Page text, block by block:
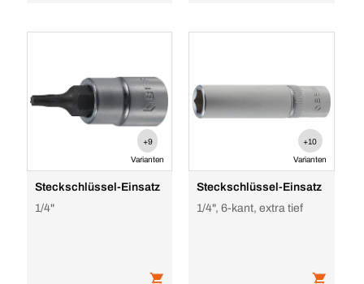
+9
Varianten
Steckschlüssel-Einsatz
1/4"
+10
Varianten
Steckschlüssel-Einsatz
1/4", 6-kant, extra tief